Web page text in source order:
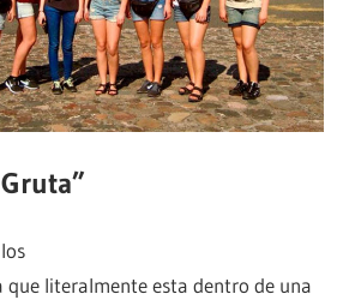
que literalmente esta dentro de una